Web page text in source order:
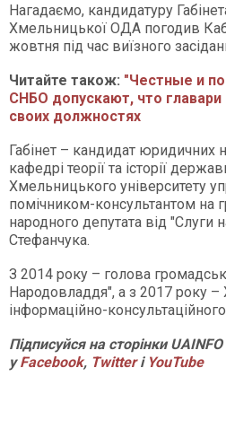
Нагадаємо, кандидатуру
Хмельницької ОДА погодив
жовтня під час виїзного
Читайте також: "Честные и
СНБО допускают, что
своих должностях
Габінет – кандидат юридичних
кафедрі теорії та історії
Хмельницького університету
помічником-консультантом на
народного депутата від "Слуги
Стефанчука.
З 2014 року – голова
Народовладдя", а з 2017 року
інформаційно-
Підписуйся на сторінки UAINFO
уFacebook, Twitter і YouTube